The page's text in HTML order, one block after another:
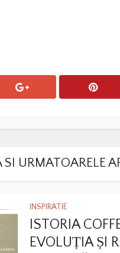
SI URMATOARELE
INSPIRATIE
ISTORIA
EVOLUȚIA ȘI